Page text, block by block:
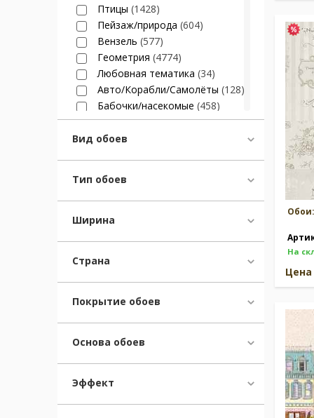
Птицы (1428)
Пейзаж/природа (604)
Вензель (577)
Геометрия (4774)
Любовная тематика (34)
Авто/Корабли/Самолёты (128)
Бабочки/насекомые (458)
Клетка(1068)
Книги/журналы/газеты
Музыка/ноты
Граффити/Стрит-арт(16)
Дамаск и полоска
Феи/принцессы
Перья(49)
Динозавры(23)
Кино/театр/актеры
Пэчворк(77)
Елочка
Вид обоев
Тип обоев
Ширина
Страна
Покрытие обоев
Основа обоев
Эффект
Обои:
На
Цена